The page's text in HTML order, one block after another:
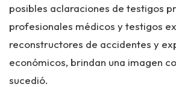
posibles aclaraciones de testigos
profesionales médicos y testigos
reconstructores de accidentes y
económicos, brindan una imagen
sucedió.